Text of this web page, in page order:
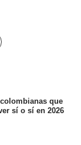
que
sí o sí en 2026